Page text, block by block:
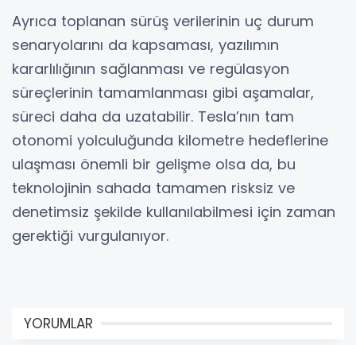
Ayrıca toplanan sürüş verilerinin uç durum
senaryolarını da kapsaması, yazılımın
kararlılığının sağlanması ve regülasyon
süreçlerinin tamamlanması gibi aşamalar,
süreci daha da uzatabilir. Tesla’nın tam
otonomi yolculuğunda kilometre hedeflerine
ulaşması önemli bir gelişme olsa da, bu
teknolojinin sahada tamamen risksiz ve
denetimsiz şekilde kullanılabilmesi için zaman
gerektiği vurgulanıyor.
YORUMLAR